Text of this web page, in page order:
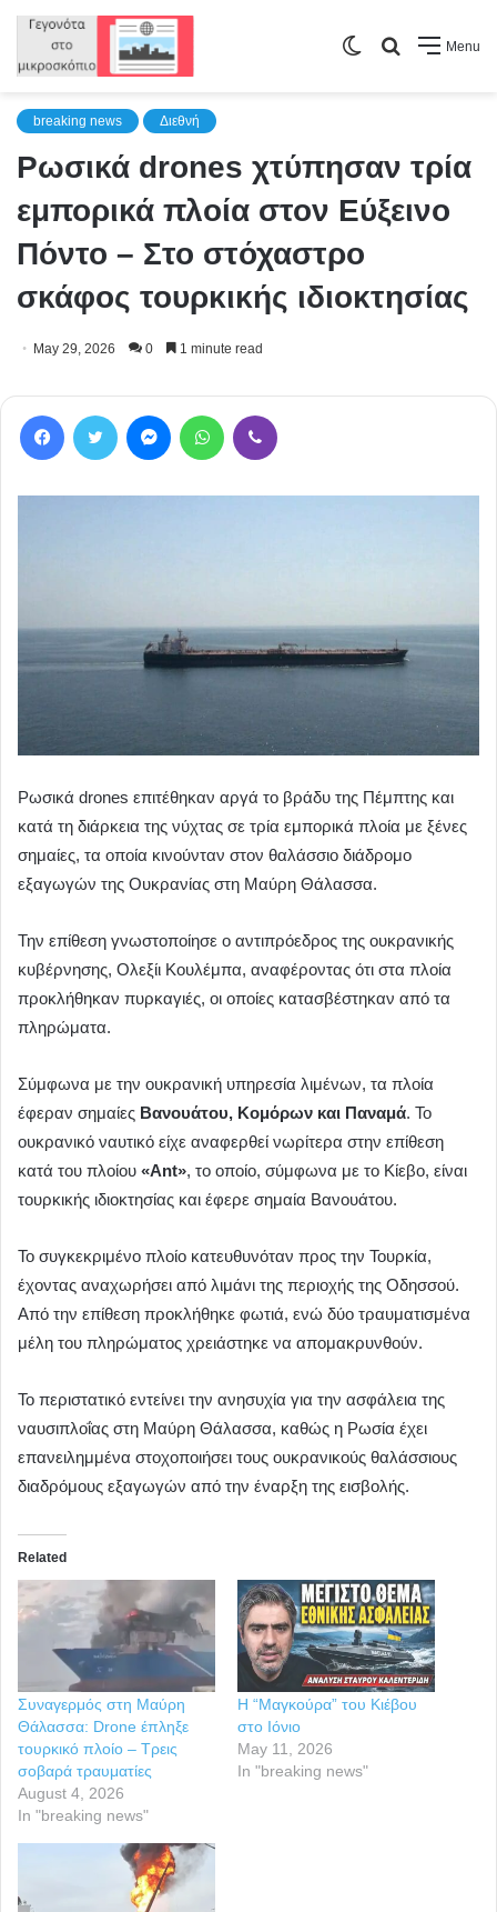
Menu
Search
Switch
breaking news Διεθνή
Ρωσικά drones χτύπησαν τρία
εμπορικά πλοία στον Εύξεινο
Πόντο – Στο στόχαστρο
σκάφος τουρκικής ιδιοκτησίας
May 29, 2026 0 1 minute read
Ρωσικά drones επιτέθηκαν αργά το βράδυ της Πέμπτης και
κατά τη διάρκεια της νύχτας σε τρία εμπορικά πλοία με ξένες
σημαίες, τα οποία κινούνταν στον θαλάσσιο διάδρομο
εξαγωγών της Ουκρανίας στη Μαύρη Θάλασσα.
Την επίθεση γνωστοποίησε ο αντιπρόεδρος της ουκρανικής
κυβέρνησης, Ολεξίι Κουλέμπα, αναφέροντας ότι στα πλοία
προκλήθηκαν πυρκαγιές, οι οποίες κατασβέστηκαν από τα
πληρώματα.
Σύμφωνα με την ουκρανική υπηρεσία λιμένων, τα πλοία
έφεραν σημαίες Βανουάτου, Κομόρων και Παναμά. Το
ουκρανικό ναυτικό είχε αναφερθεί νωρίτερα στην επίθεση
κατά του πλοίου «Ant», το οποίο, σύμφωνα με το Κίεβο, είναι
τουρκικής ιδιοκτησίας και έφερε σημαία Βανουάτου.
Το συγκεκριμένο πλοίο κατευθυνόταν προς την Τουρκία,
έχοντας αναχωρήσει από λιμάνι της περιοχής της Οδησσού.
Από την επίθεση προκλήθηκε φωτιά, ενώ δύο τραυματισμένα
μέλη του πληρώματος χρειάστηκε να απομακρυνθούν.
Το περιστατικό εντείνει την ανησυχία για την ασφάλεια της
ναυσιπλοΐας στη Μαύρη Θάλασσα, καθώς η Ρωσία έχει
επανειλημμένα στοχοποιήσει τους ουκρανικούς θαλάσσιους
διαδρόμους εξαγωγών από την έναρξη της εισβολής.
Related
Συναγερμός στη Μαύρη
Θάλασσα: Drone έπληξε
τουρκικό πλοίο – Τρεις
σοβαρά τραυματίες
August 4, 2026
In "breaking news"
Η “Μαγκούρα” του Κιέβου
στο Ιόνιο
May 11, 2026
In "breaking news"